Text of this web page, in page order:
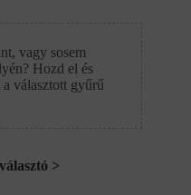
vagy sosem
Hozd el és
választott gyűrű
>